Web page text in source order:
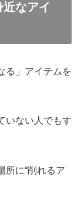
なアイ
る」アイテムを
いない人でもす
に“削れるア